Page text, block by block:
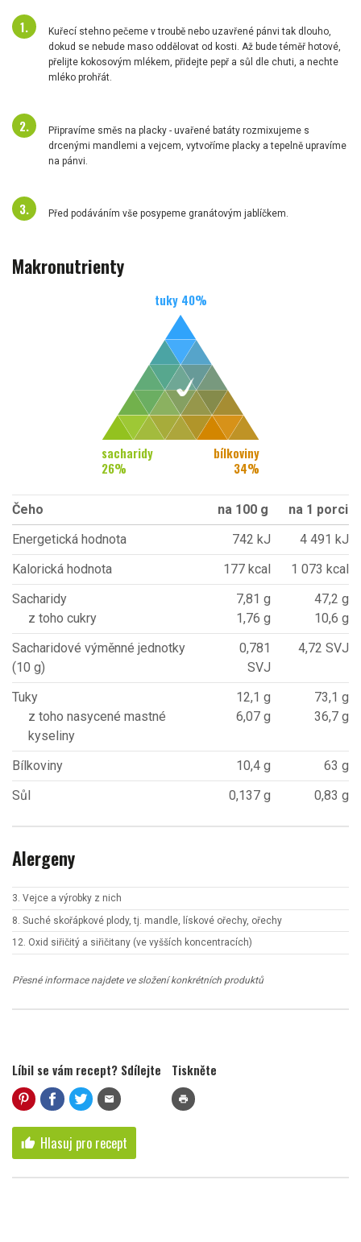
Kuřecí stehno pečeme v troubě nebo uzavřené pánvi tak dlouho,
dokud se nebude maso oddělovat od kosti. Až bude téměř hotové,
přelijte kokosovým mlékem, přidejte pepř a sůl dle chuti, a nechte
mléko prohřát.
Připravíme směs na placky - uvařené batáty rozmixujeme s
drcenými mandlemi a vejcem, vytvoříme placky a tepelně upravíme
na pánvi.
Před podáváním vše posypeme granátovým jablíčkem.
Makronutrienty
tuky 40%
sacharidy
26%
bílkoviny
34%
Čeho na 100 g
na 1 porci
Energetická hodnota
742 kJ
4 491 kJ
Kalorická hodnota
177 kcal
1 073 kcal
Sacharidy
z toho cukry
7,81 g
1,76 g
47,2 g
10,6 g
Sacharidové výměnné jednotky
(10 g)
0,781
SVJ
4,72 SVJ
Tuky
z toho nasycené mastné
kyseliny
12,1 g
6,07 g
73,1 g
36,7 g
Bílkoviny 10,4 g
63 g
Sůl
0,137 g 0,83 g
Alergeny
3. Vejce a výrobky z nich
8. Suché skořápkové plody, tj. mandle, lískové ořechy, ořechy
12. Oxid siřičitý a siřičitany (ve vyšších koncentracích)
Přesné informace najdete ve složení konkrétních produktů
Líbil se vám recept? Sdílejte
mail
Tiskněte
print
thumb_up Hlasuj pro recept